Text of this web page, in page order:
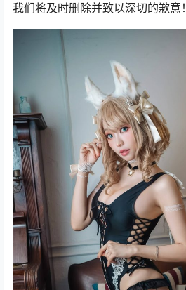
我们将及时删除并致以深切的歉意！